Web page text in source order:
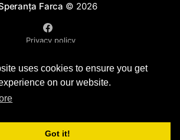
uses cookies to ensure you get
on our website.
Got it!
Farca © 2026
Privacy policy
Powered by Ghost